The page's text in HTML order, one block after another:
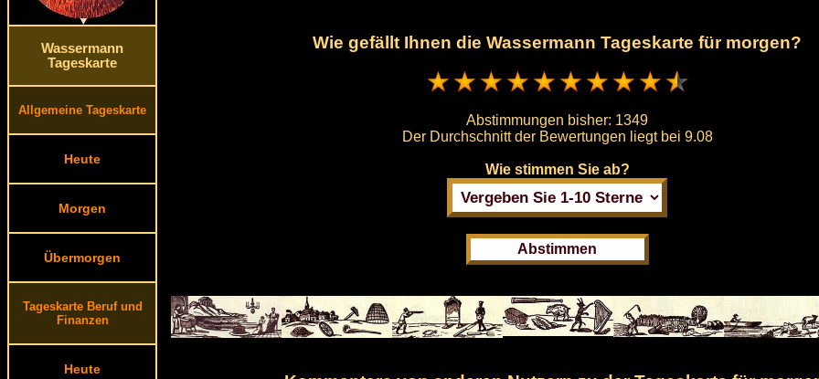
Wassermann
Tageskarte
Allgemeine Tageskarte
Heute
Morgen
Übermorgen
Tageskarte Beruf und
Finanzen
Heute
Wie gefällt Ihnen die Wassermann Tageskarte für morgen?
Abstimmungen bisher: 1349
Der Durchschnitt der Bewertungen liegt bei 9.08
Wie stimmen Sie ab?